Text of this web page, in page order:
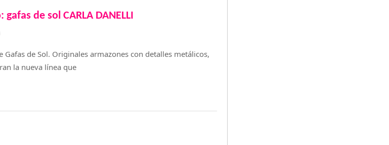
gafas de sol CARLA DANELLI
de Sol. Originales armazones con detalles metálicos,
la nueva línea que